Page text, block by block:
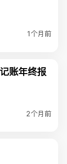
1个月前
账年终报
2个月前